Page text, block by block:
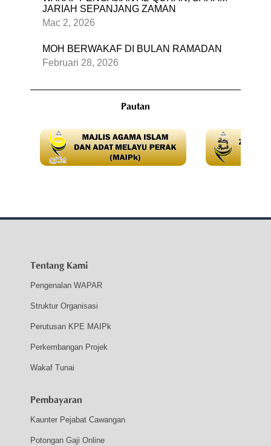
JARIAH SEPANJANG ZAMAN
Mac 2, 2026
MOH BERWAKAF DI BULAN RAMADAN
Februari 28, 2026
Pautan
Tentang Kami
Pengenalan WAPAR
Struktur Organisasi
Perutusan KPE MAIPk
Perkembangan Projek
Wakaf Tunai
Pembayaran
Kaunter Pejabat Cawangan
Potongan Gaji Online